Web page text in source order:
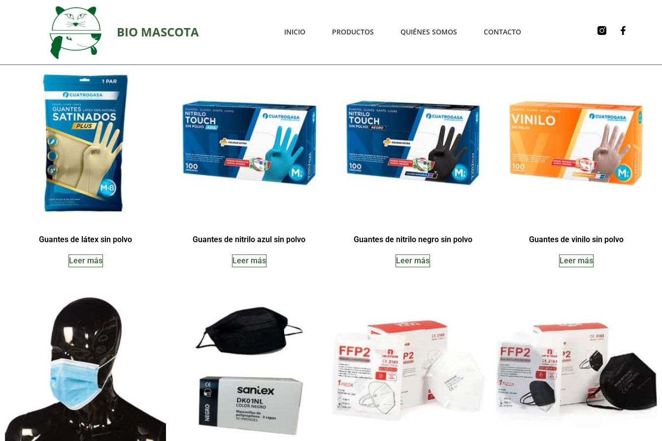
BIO MASCOTA INICIO PRODUCTOS QUIÉNES SOMOS CONTACTO
Guantes de látex sin polvo
Leer más
Guantes de nitrilo azul sin polvo
Leer más
Guantes de nitrilo negro sin polvo
Leer más
Guantes de vinilo sin polvo
Leer más